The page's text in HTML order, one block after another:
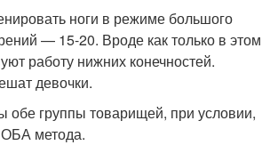
ноги в режиме большого
— 15-20. Вроде как только в этом
работу нижних конечностей.
девочки.
обе группы товарищей, при условии,
ОБА метода.